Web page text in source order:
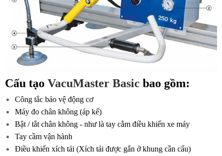
Cấu tạo VacuMaster Basic bao gồm:
Công tắc bảo vệ động cơ
Máy đo chân không (áp kế)
Bật / tắt chân không - như là tay cằm điều khiển xe máy
Tay cầm vận hành
Điều khiển xích tải (Xích tải được gắn ở khung cần cẩu)